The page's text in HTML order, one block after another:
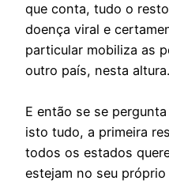
que conta, tudo o
doença viral e
particular mobiliza as
outro país, nesta altura.
E então se se
isto tudo, a primeira
todos os estados
estejam no seu